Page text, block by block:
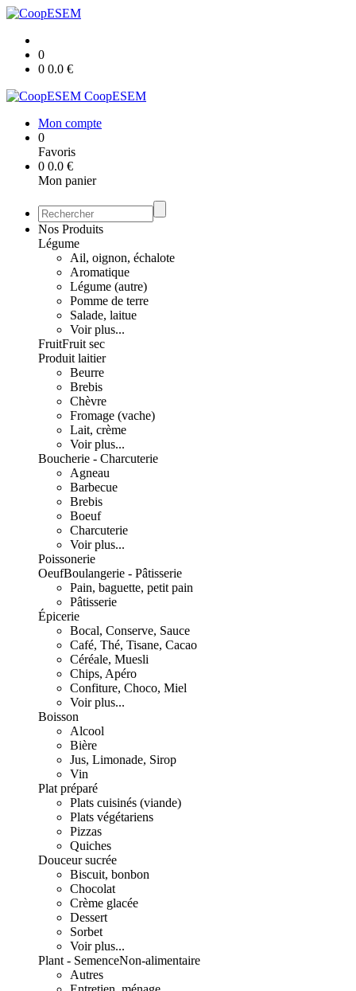
0
0 0.0 €
CoopESEM
Mon compte
0
Favoris
0 0.0 €
Mon panier
Nos Produits
Légume
Ail, oignon, échalote
Aromatique
Légume (autre)
Pomme de terre
Salade, laitue
Voir plus...
FruitFruit sec
Produit laitier
Beurre
Brebis
Chèvre
Fromage (vache)
Lait, crème
Voir plus...
Boucherie - Charcuterie
Agneau
Barbecue
Brebis
Boeuf
Charcuterie
Voir plus...
Poissonerie
OeufBoulangerie - Pâtisserie
Pain, baguette, petit pain
Pâtisserie
Épicerie
Bocal, Conserve, Sauce
Café, Thé, Tisane, Cacao
Céréale, Muesli
Chips, Apéro
Confiture, Choco, Miel
Voir plus...
Boisson
Alcool
Bière
Jus, Limonade, Sirop
Vin
Plat préparé
Plats cuisinés (viande)
Plats végétariens
Pizzas
Quiches
Douceur sucrée
Biscuit, bonbon
Chocolat
Crème glacée
Dessert
Sorbet
Voir plus...
Plant - SemenceNon-alimentaire
Autres